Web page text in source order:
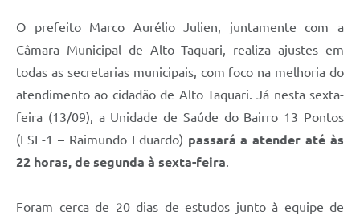
O prefeito Marco Aurélio Julien, juntamente com a
Câmara Municipal de Alto Taquari, realiza ajustes em
todas as secretarias municipais, com foco na melhoria do
atendimento ao cidadão de Alto Taquari. Já nesta sexta-
feira (13/09), a Unidade de Saúde do Bairro 13 Pontos
(ESF-1 – Raimundo Eduardo) passará a atender até às
22 horas, de segunda à sexta-feira
Foram cerca de 20 dias de estudos junto à equipe de